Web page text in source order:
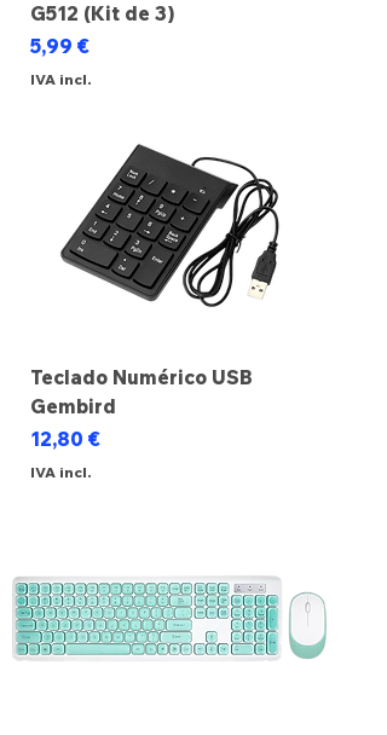
G512 (Kit de 3)
Preço
5,99 €
IVA incl.
Teclado Numérico USB
Gembird
Preço
12,80 €
IVA incl.